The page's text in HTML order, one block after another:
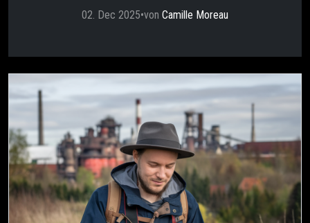
02. Dec 2025•von Camille Moreau